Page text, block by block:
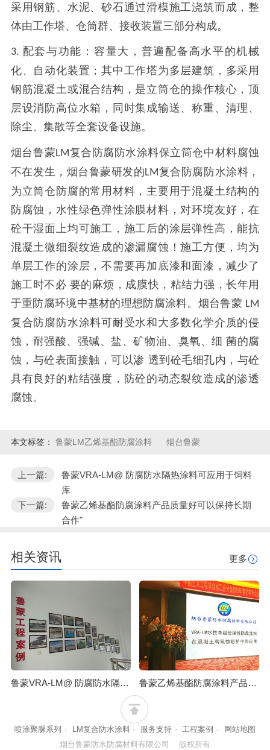
采用钢筋、水泥、砂石通过滑模施工浇筑而成，整
体由工作塔、仓筒群、接收装置三部分构成。
3. 配套与功能：容量大，普遍配备高水平的机械
化、自动化装置；其中工作塔为多层建筑，多采用
钢筋混凝土或混合结构，是立筒仓的操作核心，顶
层设消防高位水箱，同时集成输送、称重、清理、
除尘、集散等全套设备设施。
烟台鲁蒙LM复合防腐防水涂料保立筒仓中材料腐蚀
不在发生，烟台鲁蒙研发的LM复合防腐防水涂料，
为立筒仓防腐的常用材料，主要用于混凝土结构的
防腐蚀，水性绿色弹性涂膜材料，对环境友好，在
砼干湿面上均可施工，施工后的涂层弹性高，能抗
混凝土微细裂纹造成的渗漏腐蚀！施工方便，均为
单层工作的涂层，不需要再加底漆和面漆，减少了
施工时不必 要的麻烦，成膜快，粘结力强，长年用
于重防腐环境中基材的理想防腐涂料。烟台鲁蒙 LM
复合防腐防水涂料可耐受水和大多数化学介质的侵
蚀，耐强酸、强碱、盐、矿物油、臭氧、细 菌的腐
蚀，与砼表面接触，可以渗 透到砼毛细孔内，与砼
具有良好的粘结强度，防砼的动态裂纹造成的渗透
腐蚀。
本文标签： 鲁蒙LM乙烯基酯防腐涂料 烟台鲁蒙
上一篇:
鲁蒙VRA-LM@ 防腐防水隔热涂料可应用于饲料
库
下一篇:
鲁蒙乙烯基酯防腐涂料产品质量好可以保持长期
合作"
相关资讯 更多
鲁蒙VRA-LM@ 防腐防水隔热涂料可应用于饲料库 鲁蒙乙烯基酯防腐涂料产品质量好可以保持长期合作
喷涂聚脲系列 · LM复合防水涂料 · 服务支持 · 工程案例 ·
网站地图
烟台鲁蒙防水防腐材料有限公司 版权所有